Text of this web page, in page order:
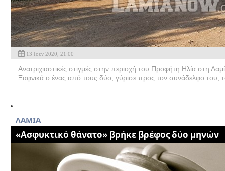
13 Ιουν 2020, 21:00
Ανατριχιαστικές στιγμές στην περιοχή του Προφήτη Ηλία στη
Ξαφνικά ο ένας από τους δύο, γύρισε προς τον συνάδελφο του,
ΛΑΜΙΑ
«Ασφυκτικό θάνατο» βρήκε βρέφος δύο μηνών